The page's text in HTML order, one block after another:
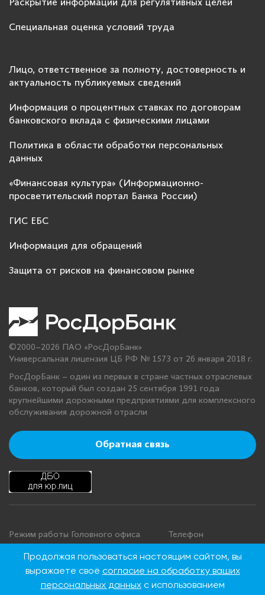
Раскрытие информации для регулятивных целей
Специальная оценка условий труда
Лицо, ответственное за полноту, достоверность и
актуальность публикуемых сведений
Информация о процентных ставках по договорам
банковского вклада с физическими лицами
Политика в области обработки персональных
данных
«Финансовая культура» (Информационно-
просветительский портал Банка России)
ГИС ЕБС
Информация для обращений
Защита от рисков на финансовом рынке
©2000–2026 ПАО «РосДорБанк»
Универсальная лицензия ЦБ РФ № 1573 от 26 января 2018 г.
РосДорБанк – один из первых в стране частных отраслевых
банков, который был создан 25 сентября 1991 года
крупнейшими дорожными предприятиями для комплексного
обслуживания дорожной отрасли
Обратная связь
Режим работы Головного офиса
Понедельник - четверг: с 9:00 до
18:00
Телефон
+7 495 276 00 22
8 800 100 00 22
Продолжая пользоваться настоящим сайтом, вы
выражаете своё согласие на обработку ваших
персональных данныхс использованием